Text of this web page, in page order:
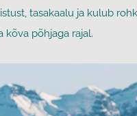
tasakaalu ja kulub
kõva põhjaga rajal.